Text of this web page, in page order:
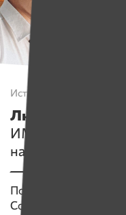
Истории
Люди молят о
ИМЕНА могли
нам самим
Помогаем проекту
Собрано